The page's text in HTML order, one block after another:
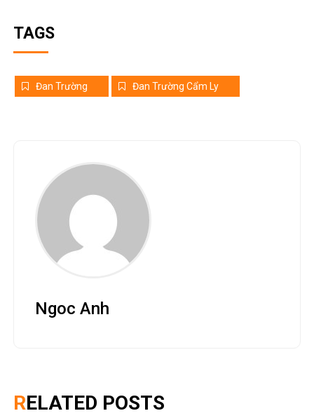
TAGS
Đan Trường Đan Trường Cẩm Ly
Ngoc Anh
RELATED POSTS